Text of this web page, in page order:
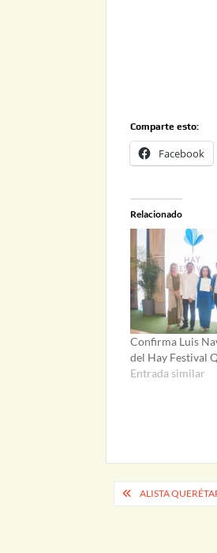
Comparte esto:
Facebook
Relacionado
Confirma Luis
del Hay Festival
Entrada similar
ALISTA